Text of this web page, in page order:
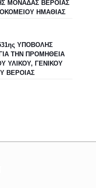
ΜΟΝΑΔΑΣ ΒΕΡΟΙΑΣ
ΗΜΑΘΙΑΣ
ΥΠΟΒΟΛΗΣ
ΤΗΝ ΠΡΟΜΗΘΕΙΑ
ΥΛΙΚΟΥ, ΓΕΝΙΚΟΥ
ΒΕΡΟΙΑΣ